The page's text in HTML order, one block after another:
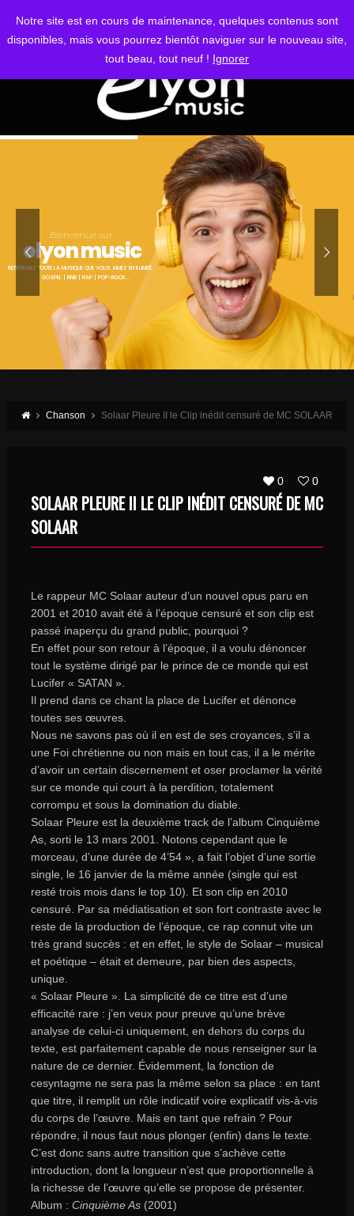
Notre site est en cours de maintenance, quelques contenus sont
disponibles, mais vous pourrez bientôt naviguer sur le nouveau site,
tout beau, tout neuf ! Ignorer
S'IDENTIFIER
Bienvenue sur
elyon music
RETROUVEZ TOUTE LA MUSIQUE QUE VOUS AIMEZ EN ILLIMITÉ
GOSPEL | RNB | RAP | POP-ROCK...
Chanson Solaar Pleure II le Clip inédit censuré de MC SOLAAR
0 0
SOLAAR PLEURE II LE CLIP INÉDIT CENSURÉ DE MC
SOLAAR
Le rappeur MC Solaarauteur d’un nouvel opus paru en
2001 et 2010 avaitété à l’époque censuré et son clip est
passé inaperçu du grand public, pourquoi ?
En effet pour son retour à l’époque, il a voulu dénoncer
tout le système dirigé par le prince de ce monde qui est
Lucifer « SATAN ».
Il prend dans ce chant la place de Lucifer et dénonce
toutes ses œuvres.
Nous ne savons pas où il en est de ses croyances, s’il a
une Foi chrétienne ou non mais en tout cas, il a le mérite
d’avoir un certain discernement et oser proclamer la vérité
sur ce monde qui court à la perdition, totalement
corrompu et sous la domination du diable.
Solaar Pleure est la deuxième track de l’album Cinquième
As, sorti le 13 mars 2001. Notons cependant que le
morceau, d’une durée de 4’54 », a fait l’objet d’une sortie
single, le 16 janvier de la même année (single qui est
resté trois mois dans le top 10). Et son clip en 2010
censuré. Par sa médiatisation et son fort contraste avec le
reste de la production de l’époque, ce rap connut vite un
très grand succès : et en effet, le style de Solaar– musical
et poétique – était et demeure, par bien des aspects,
unique.
« Solaar Pleure ». La simplicité de ce titre est d’une
efficacité rare : j’en veux pour preuve qu’une brève
analyse de celui-ci uniquement, en dehors du corps du
texte, est parfaitement capable de nous renseigner sur la
nature de ce dernier. Évidemment, la fonction de
cesyntagme ne sera pas la même selon sa place : en tant
que titre, il remplit un rôle indicatif voire explicatif vis-à-vis
du corps de l’œuvre. Mais en tant que refrain ? Pour
répondre, il nous faut nous plonger (enfin) dans le texte.
C’est donc sans autre transition que s’achève cette
introduction, dont la longueur n’est que proportionnelle à
la richesse de l’œuvre qu’elle se propose de présenter.
Album : Cinquième As(2001)